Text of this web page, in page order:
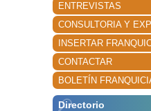
ENTREVISTAS
CONSULTORIA Y
INSERTAR
CONTACTAR
BOLETÍN
Directorio